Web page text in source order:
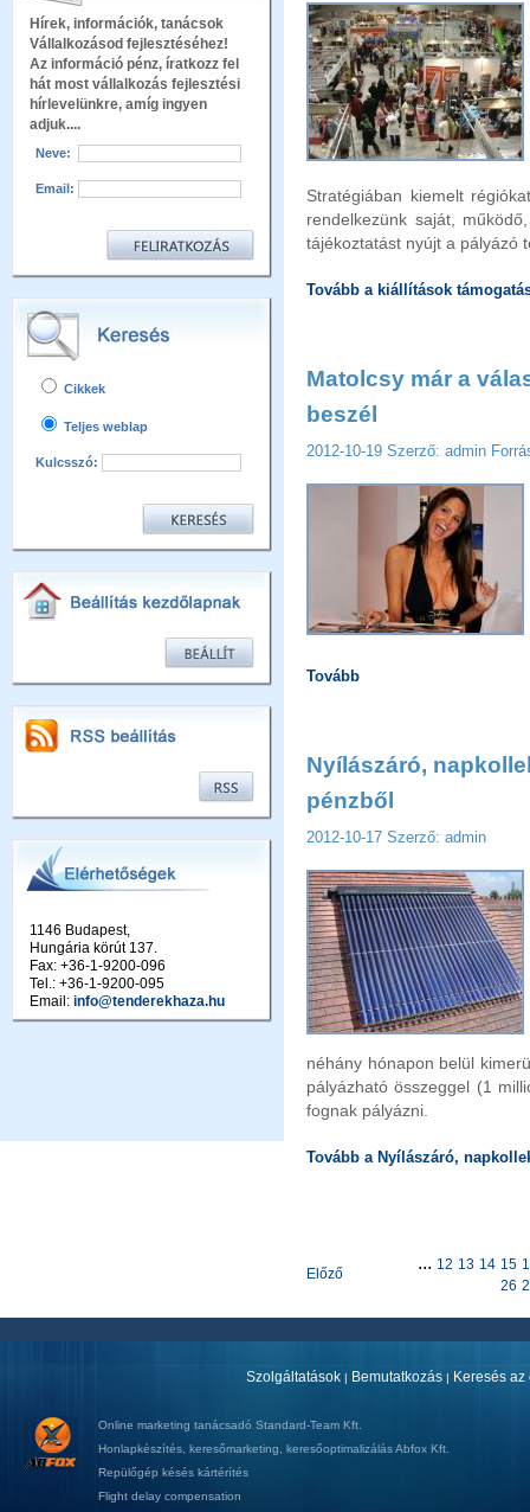
Hírek, információk, tanácsok
Vállalkozásod fejlesztéséhez!
Az információ pénz, íratkozz fel
hát most vállalkozás fejlesztési
hírlevelünkre, amíg ingyen
adjuk....
Neve:
Email:
Cikkek
Teljes weblap
Kulcsszó:
1146 Budapest,
Hungária körút 137.
Fax: +36-1-9200-096
Tel.: +36-1-9200-095
Email: info@tenderekhaza.hu
Stratégiában kiemelt
rendelkezünk saját,
tájékoztatást nyújt a pályázó
Tovább a kiállítások
Matolcsy már a
beszél
2012-10-19 Szerző: admin
Tovább
Nyílászáró,
pénzből
2012-10-17 Szerző: admin
néhány hónapon belül
pályázható összeggel (1
fognak pályázni.
Tovább a Nyílászáró,
Előző
... 12 13 14 15
26
Szolgáltatások | Bemutatkozás | Keresés
Online marketing tanácsadó Standard-Team Kft.
Honlapkészítés keresőmarketing keresőoptimalizálásAbfox Kft.
Repülőgép késés kártérítés
Flight delay compensation